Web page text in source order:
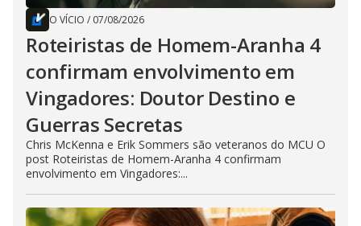
O VÍCIO / 07/08/2026
Roteiristas de Homem-Aranha 4
confirmam envolvimento em
Vingadores: Doutor Destino e
Guerras Secretas
Chris McKenna e Erik Sommers são veteranos do MCU O
post Roteiristas de Homem-Aranha 4 confirmam
envolvimento em Vingadores:...